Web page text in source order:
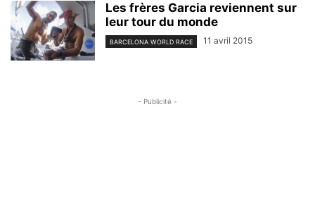
Les frères Garcia reviennent sur
leur tour du monde
BARCELONA WORLD RACE 11 avril 2015
- Publicité -